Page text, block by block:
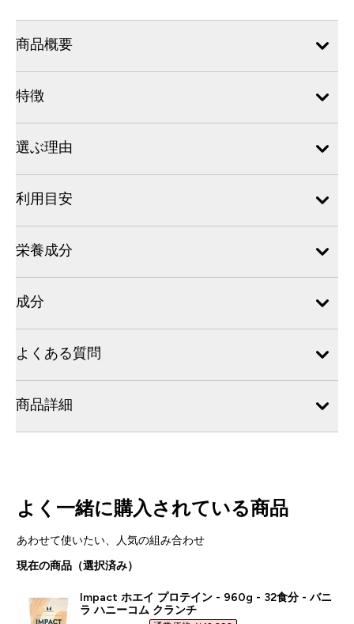
商品概要
特徴
選ぶ理由
利用目安
栄養成分
成分
よくある質問
商品詳細
よく一緒に購入されている商品
あわせて使いたい、人気の組み合わせ
現在の商品（選択済み）
Impact ホエイ プロテイン - 960g - 32食分 - バニ
ラ ハニーコム クランチ